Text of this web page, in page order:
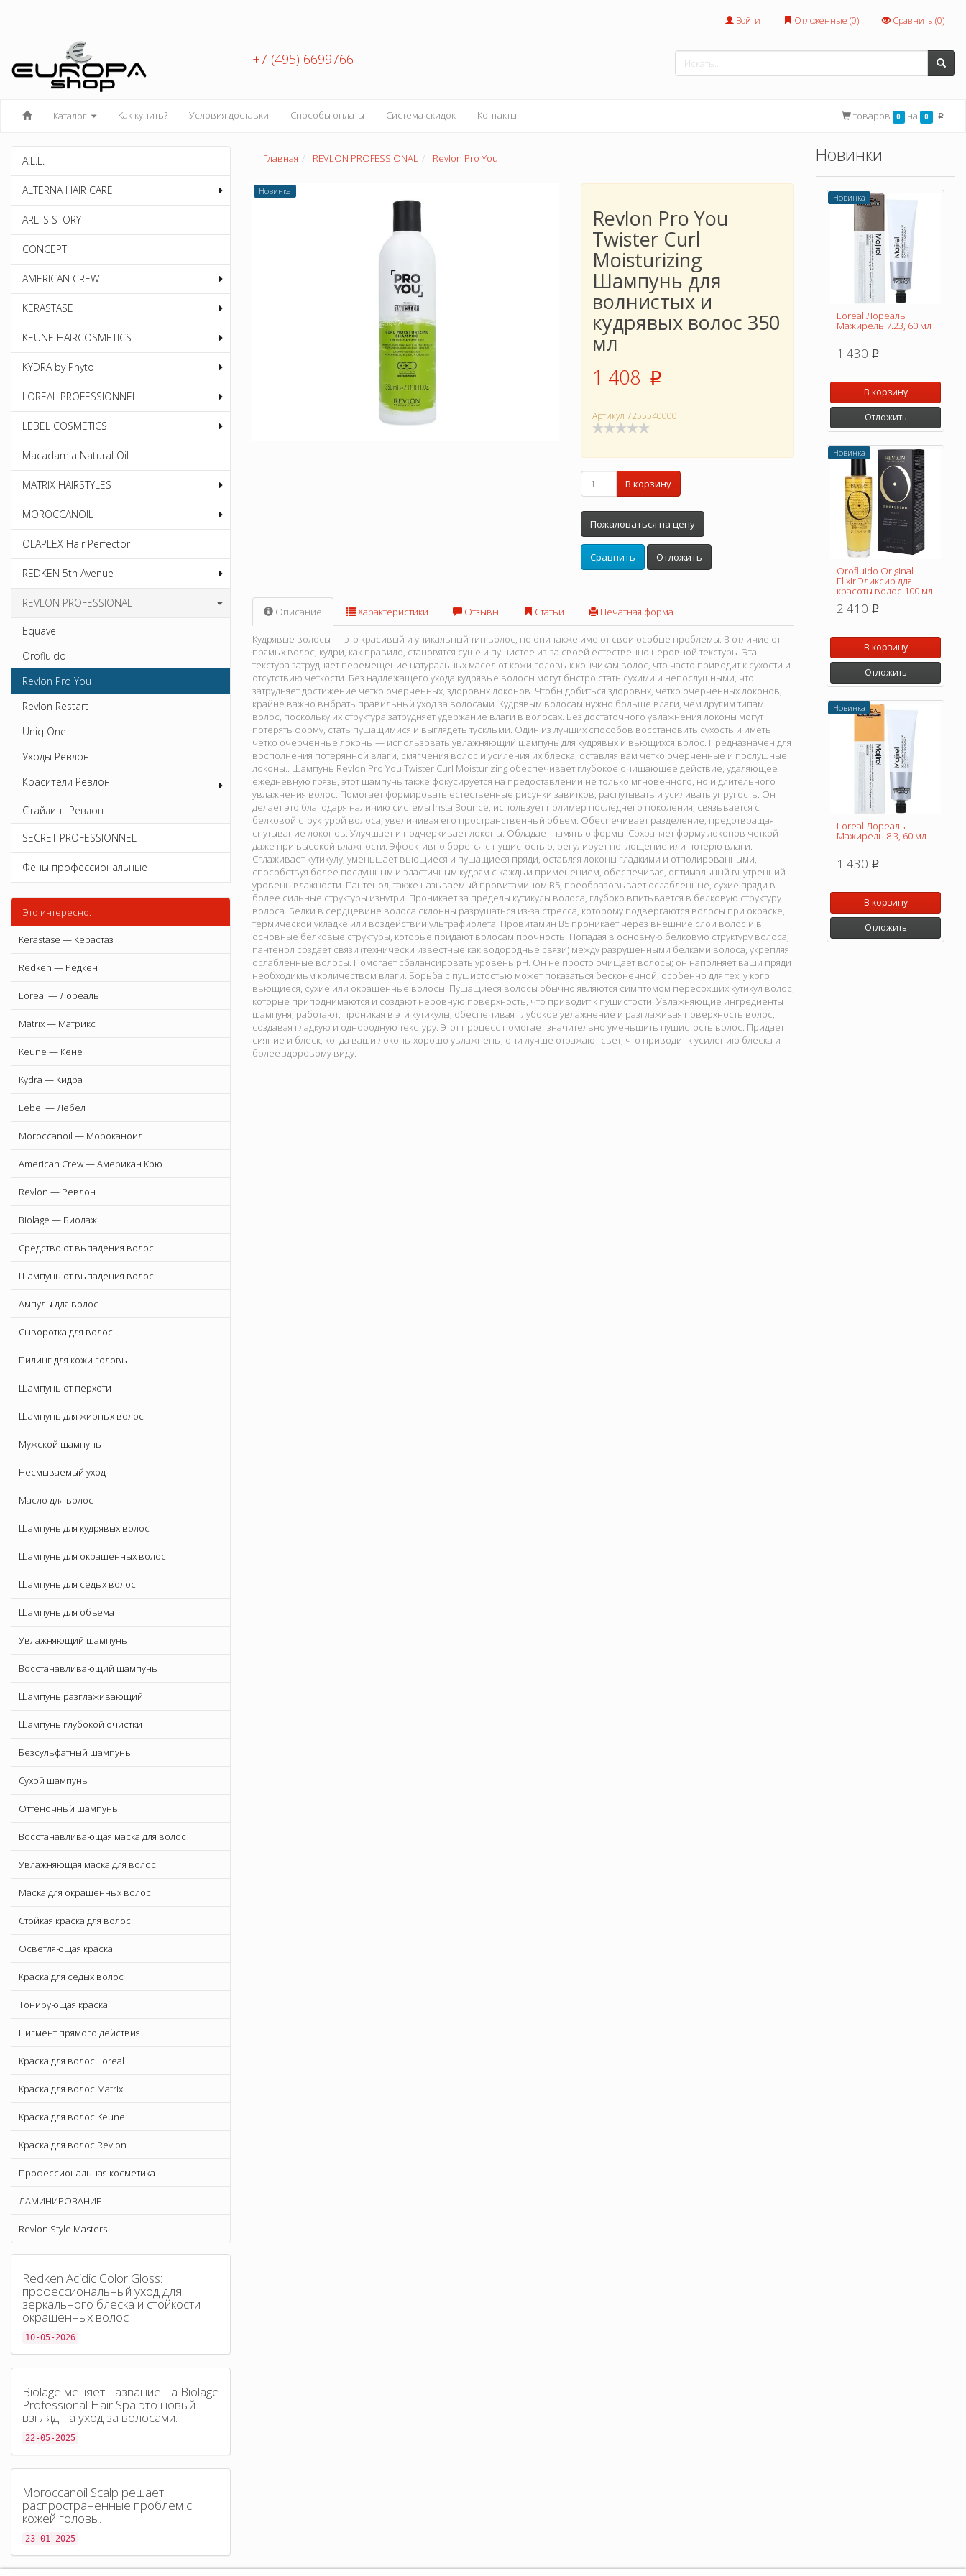
Войти Отложенные (0) Сравнить (0)
+7 (495) 6699766
Каталог Как купить? Условия доставки Способы оплаты Система скидок Контакты товаров 0 на 0 p
A.L.L.
ALTERNA HAIR CARE
ARLI'S STORY
CONCEPT
AMERICAN CREW
KERASTASE
KEUNE HAIRCOSMETICS
KYDRA by Phyto
LOREAL PROFESSIONNEL
LEBEL COSMETICS
Macadamia Natural Oil
MATRIX HAIRSTYLES
MOROCCANOIL
OLAPLEX Hair Perfector
REDKEN 5th Avenue
REVLON PROFESSIONAL
Equave
Orofluido
Revlon Pro You
Revlon Restart
Uniq One
Уходы Ревлон
Красители Ревлон
Стайлинг Ревлон
SECRET PROFESSIONNEL
Фены профессиональные
Это интересно:
Kerastase — Керастаз
Redken — Редкен
Loreal — Лореаль
Matrix — Матрикс
Keune — Кене
Kydra — Кидра
Lebel — Лебел
Moroccanoil — Мороканоил
American Crew — Американ Крю
Revlon — Ревлон
Biolage — Биолаж
Средство от выпадения волос
Шампунь от выпадения волос
Ампулы для волос
Сыворотка для волос
Пилинг для кожи головы
Шампунь от перхоти
Шампунь для жирных волос
Мужской шампунь
Несмываемый уход
Масло для волос
Шампунь для кудрявых волос
Шампунь для окрашенных волос
Шампунь для седых волос
Шампунь для объема
Увлажняющий шампунь
Восстанавливающий шампунь
Шампунь разглаживающий
Шампунь глубокой очистки
Безсульфатный шампунь
Сухой шампунь
Оттеночный шампунь
Восстанавливающая маска для волос
Увлажняющая маска для волос
Маска для окрашенных волос
Стойкая краска для волос
Осветляющая краска
Краска для седых волос
Тонирующая краска
Пигмент прямого действия
Краска для волос Loreal
Краска для волос Matrix
Краска для волос Keune
Краска для волос Revlon
Профессиональная косметика
ЛАМИНИРОВАНИЕ
Revlon Style Masters
Redken Acidic Color Gloss:
профессиональный уход для
зеркального блеска и стойкости
окрашенных волос
10-05-2026
Biolage меняет название на Biolage
Professional Hair Spa это новый
взгляд на уход за волосами.
22-05-2025
Moroccanoil Scalp решает
распространенные проблем с
кожей головы.
23-01-2025
Главная REVLON PROFESSIONAL Revlon Pro You
Новинка
Revlon Pro You
Twister Curl
Moisturizing
Шампунь для
волнистых и
кудрявых волос 350
мл
1 408 p
Артикул 7255540000
В корзину
Пожаловаться на цену
Сравнить Отложить
Описание Характеристики Отзывы Статьи Печатная форма
Кудрявые волосы — это красивый и уникальный тип волос, но они также имеют свои особые проблемы. В отличие от
прямых волос, кудри, как правило, становятся суше и пушистее из-за своей естественно неровной текстуры. Эта
текстура затрудняет перемещение натуральных масел от кожи головы к кончикам волос, что часто приводит к сухости и
отсутствию четкости. Без надлежащего ухода кудрявые волосы могут быстро стать сухими и непослушными, что
затрудняет достижение четко очерченных, здоровых локонов. Чтобы добиться здоровых, четко очерченных локонов,
крайне важно выбрать правильный уход за волосами. Кудрявым волосам нужно больше влаги, чем другим типам
волос, поскольку их структура затрудняет удержание влаги в волосах. Без достаточного увлажнения локоны могут
потерять форму, стать пушащимися и выглядеть тусклыми. Один из лучших способов восстановить сухость и иметь
четко очерченные локоны — использовать увлажняющий шампунь для кудрявых и вьющихся волос. Предназначен для
восполнения потерянной влаги, смягчения волос и усиления их блеска, оставляя вам четко очерченные и послушные
локоны.. Шампунь Revlon Pro You Twister Curl Moisturizing обеспечивает глубокое очищающее действие, удаляющее
ежедневную грязь, этот шампунь также фокусируется на предоставлении не только мгновенного, но и длительного
увлажнения волос. Помогает формировать естественные рисунки завитков, распутывать и усиливать упругость. Он
делает это благодаря наличию системы Insta Bounce, использует полимер последнего поколения, связывается с
белковой структурой волоса, увеличивая его пространственный объем. Обеспечивает разделение, предотвращая
спутывание локонов. Улучшает и подчеркивает локоны. Обладает памятью формы. Сохраняет форму локонов четкой
даже при высокой влажности. Эффективно борется с пушистостью, регулирует поглощение или потерю влаги.
Сглаживает кутикулу, уменьшает вьющиеся и пушащиеся пряди, оставляя локоны гладкими и отполированными,
способствуя более послушным и эластичным кудрям с каждым применением, обеспечивая, оптимальный внутренний
уровень влажности. Пантенол, также называемый провитамином B5, преобразовывает ослабленные, сухие пряди в
более сильные структуры изнутри. Проникает за пределы кутикулы волоса, глубоко впитывается в белковую структуру
волоса. Белки в сердцевине волоса склонны разрушаться из-за стресса, которому подвергаются волосы при окраске,
термической укладке или воздействии ультрафиолета. Провитамин B5 проникает через внешние слои волос и в
основные белковые структуры, которые придают волосам прочность. Попадая в основную белковую структуру волоса,
пантенол создает связи (технически известные как водородные связи) между разрушенными белками волоса, укрепляя
ослабленные волосы. Помогает сбалансировать уровень pH. Он не просто очищает волосы; он наполняет ваши пряди
необходимым количеством влаги. Борьба с пушистостью может показаться бесконечной, особенно для тех, у кого
вьющиеся, сухие или окрашенные волосы. Пушащиеся волосы обычно являются симптомом пересохших кутикул волос,
которые приподнимаются и создают неровную поверхность, что приводит к пушистости. Увлажняющие ингредиенты
шампуня, работают, проникая в эти кутикулы, обеспечивая глубокое увлажнение и разглаживая поверхность волос,
создавая гладкую и однородную текстуру. Этот процесс помогает значительно уменьшить пушистость волос. Придает
сияние и блеск, когда ваши локоны хорошо увлажнены, они лучше отражают свет, что приводит к усилению блеска и
более здоровому виду.
Новинки
Новинка
Loreal Лореаль
Мажирель 7.23, 60 мл
1 430 p
В корзину
Отложить
Новинка
Orofluido Original
Elixir Эликсир для
красоты волос 100 мл
2 410 p
В корзину
Отложить
Новинка
Loreal Лореаль
Мажирель 8.3, 60 мл
1 430 p
В корзину
Отложить